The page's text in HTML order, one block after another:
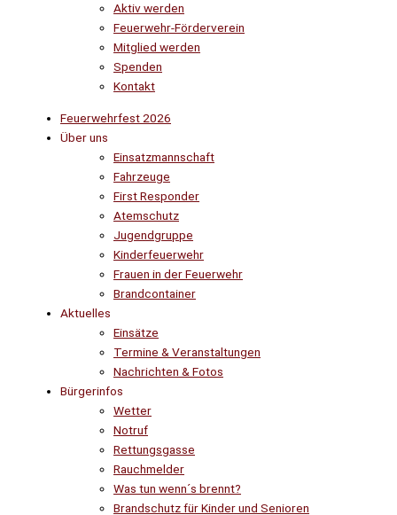
Aktiv werden
Feuerwehr-Förderverein
Mitglied werden
Spenden
Kontakt
Feuerwehrfest 2026
Über uns
Einsatzmannschaft
Fahrzeuge
First Responder
Atemschutz
Jugendgruppe
Kinderfeuerwehr
Frauen in der Feuerwehr
Brandcontainer
Aktuelles
Einsätze
Termine & Veranstaltungen
Nachrichten & Fotos
Bürgerinfos
Wetter
Notruf
Rettungsgasse
Rauchmelder
Was tun wenn´s brennt?
Brandschutz für Kinder und Senioren